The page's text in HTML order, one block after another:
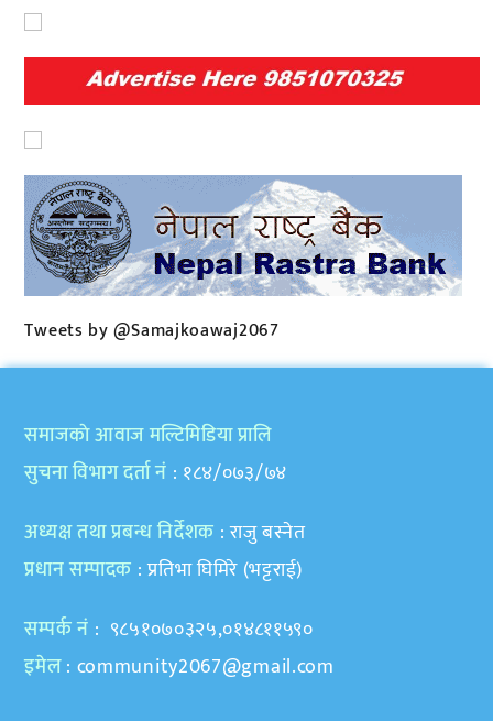
Tweets by @Samajkoawaj2067
समाजकाे आवाज मल्टिमिडिया प्रालि
सुचना विभाग दर्ता नं : १८४/०७३/७४
अध्यक्ष तथा प्रबन्ध निर्देशक : राजु बस्नेत
प्रधान सम्पादक : प्रतिभा घिमिरे (भट्टराई)
सम्पर्क नं : ९८५१०७०३२५,०१४८११५९०
इमेल: community2067@gmail.com